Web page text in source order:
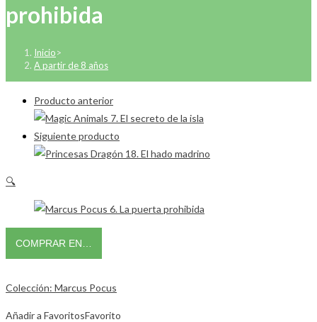
prohibida
Inicio>
A partir de 8 años
Producto anterior
Siguiente producto
🔍
COMPRAR EN…
Colección: Marcus Pocus
Añadir a FavoritosFavorito